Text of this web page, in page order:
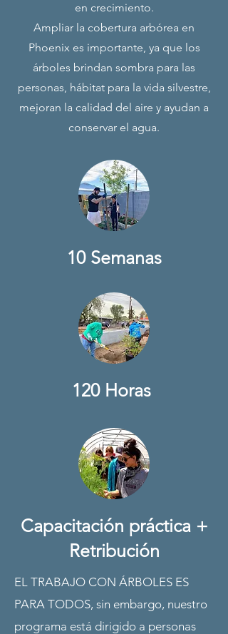
en crecimiento.
Ampliar la cobertura arbórea en
Phoenix es importante, ya que los
árboles brindan sombra para las
personas, hábitat para la vida silvestre,
mejoran la calidad del aire y ayudan a
conservar el agua.
10 Semanas
120 Horas
Capacitación práctica +
Retribución
EL TRABAJO CON ÁRBOLES ES
PARA TODOS, sin embargo, nuestro
programa está dirigido a personas